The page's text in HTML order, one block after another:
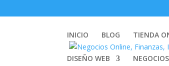
INICIO BLOG TIENDA
DISEÑO WEB